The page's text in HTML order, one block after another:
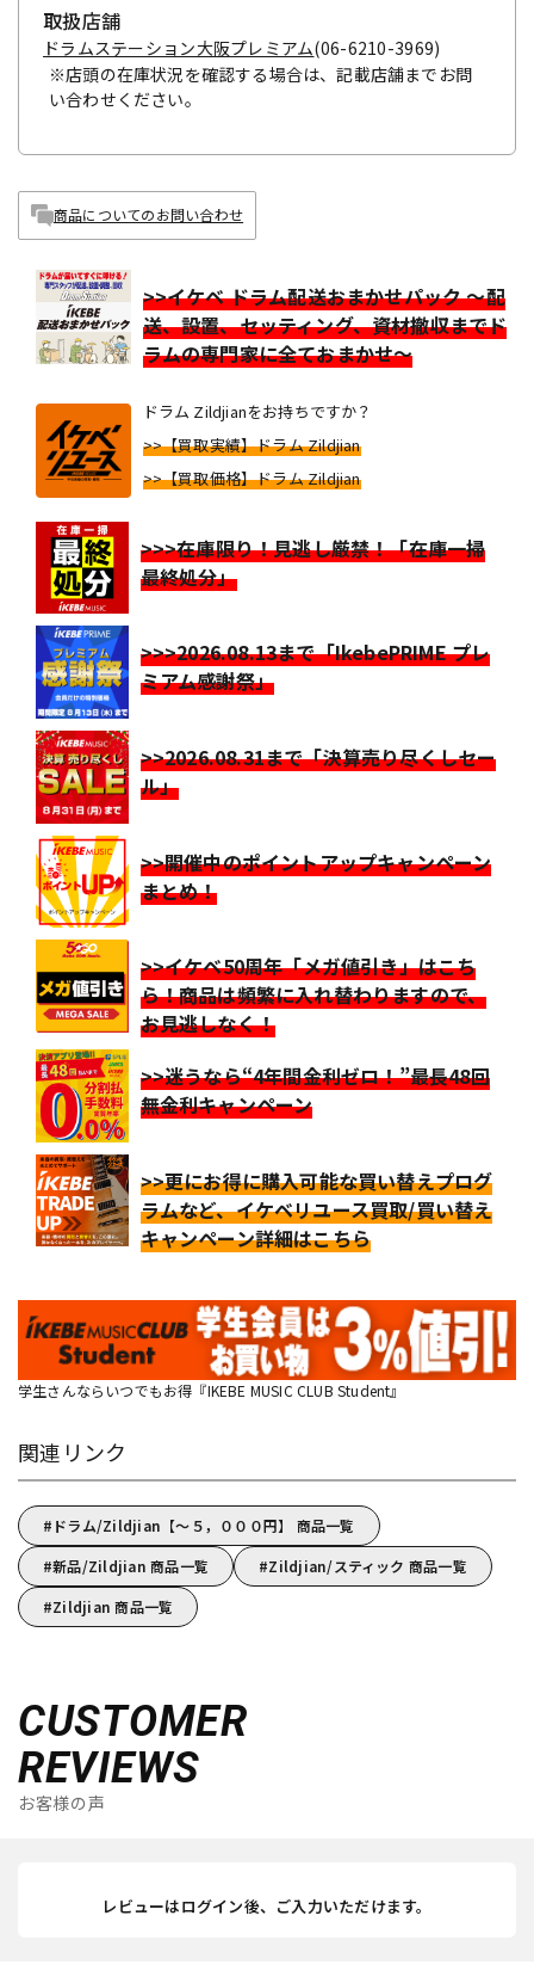
取扱店舗
ドラムステーション大阪プレミアム(06-6210-3969)
※店頭の在庫状況を確認する場合は、記載店舗までお問
い合わせください。
商品についてのお問い合わせ
>>イケベ ドラム配送おまかせパック ～配
送、設置、セッティング、資材撤収までド
ラムの専門家に全ておまかせ～
ドラム Zildjianをお持ちですか？
>>【買取実績】ドラム Zildjian
>>【買取価格】ドラム Zildjian
>>>在庫限り！見逃し厳禁！「在庫一掃
最終処分」
>>>2026.08.13まで「IkebePRIME プレ
ミアム感謝祭」
>>2026.08.31まで「決算売り尽くしセー
ル」
>>開催中のポイントアップキャンペーン
まとめ！
>>イケベ50周年「メガ値引き」はこち
ら！商品は頻繁に入れ替わりますので、
お見逃しなく！
>>迷うなら“4年間金利ゼロ！”最長48回
無金利キャンペーン
>>更にお得に購入可能な買い替えプログ
ラムなど、イケベリユース買取/買い替え
キャンペーン詳細はこちら
学生さんならいつでもお得『IKEBE MUSIC CLUB Student』
関連リンク
ドラム/Zildjian【～５，０００円】 商品一覧
新品/Zildjian 商品一覧
Zildjian/スティック 商品一覧
Zildjian 商品一覧
CUSTOMER
REVIEWS
お客様の声
レビューはログイン後、ご入力いただけます。